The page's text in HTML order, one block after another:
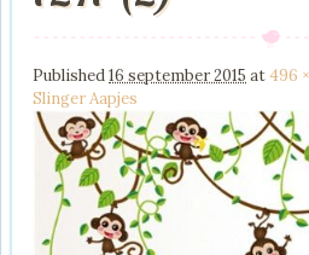
Published16 september 2015 at496
Slinger Aapjes